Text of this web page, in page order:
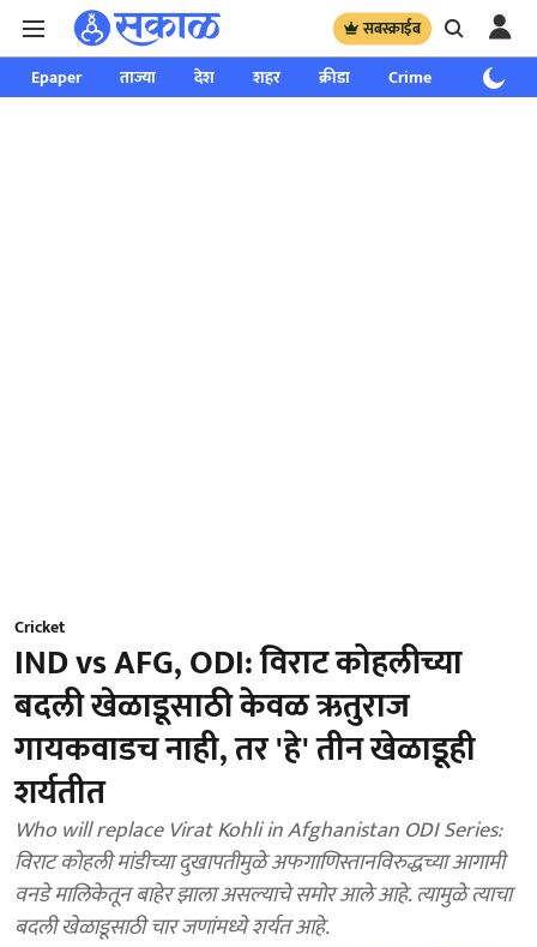
सबस्क्राईब
Epaper ताज्या देश शहर क्रीडा Crime साप्ताहिक
Cricket
IND vs AFG, ODI: विराट कोहलीच्या
बदली खेळाडूसाठी केवळ ऋतुराज
गायकवाडच नाही, तर 'हे' तीन खेळाडूही
शर्यतीत
Who will replace Virat Kohli in Afghanistan ODI Series:
विराट कोहली मांडीच्या दुखापतीमुळे अफगाणिस्तानविरुद्धच्या आगामी
वनडे मालिकेतून बाहेर झाला असल्याचे समोर आले आहे. त्यामुळे त्याचा
बदली खेळाडूसाठी चार जणांमध्ये शर्यत आहे.